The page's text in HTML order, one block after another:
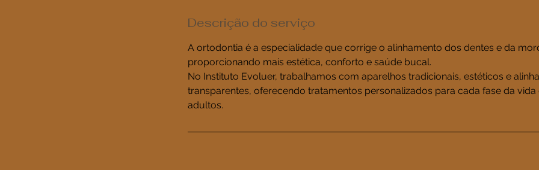
Descrição do serviço
A ortodontia é a especialidade que corrige o alinhamento dos dentes e da
proporcionando mais estética, conforto e saúde bucal.
No Instituto Evoluer, trabalhamos com aparelhos tradicionais, estéticos e
transparentes, oferecendo tratamentos personalizados para cada fase da vida
adultos.